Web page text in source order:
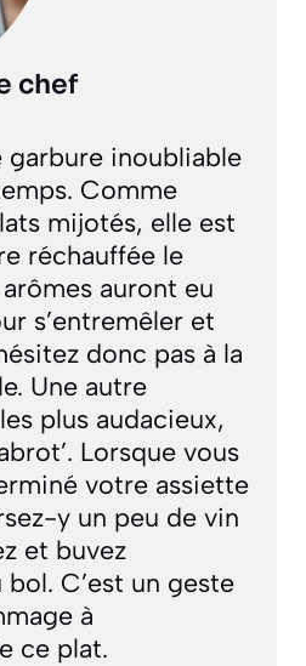
chef
garbure inoubliable
Comme
mijotés, elle est
réchauffée le
auront eu
s’entremêler et
donc pas à la
Une autre
plus audacieux,
Lorsque vous
votre assiette
y un peu de vin
et buvez
C’est un geste
à
ce plat.